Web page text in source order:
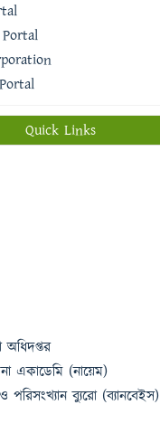
Quick Links
অধিদপ্তর
একাডেমি (নায়েম)
পরিসংখ্যান ব্যুরো (ব্যানবেইস)